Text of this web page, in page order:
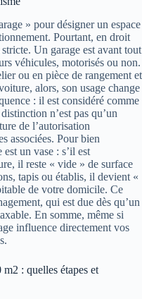
» pour désigner un espace
Pourtant, en droit
Un garage est avant tout
véhicules, motorisés ou non.
ou en pièce de rangement et
alors, son usage change
: il est considéré comme
n’est pas qu’un
de l’autorisation
associées. Pour bien
un vase : s’il est
il reste « vide » de surface
tapis ou établis, il devient «
de votre domicile. Ce
qui est due dès qu’un
En somme, même si
influence directement vos
: quelles étapes et